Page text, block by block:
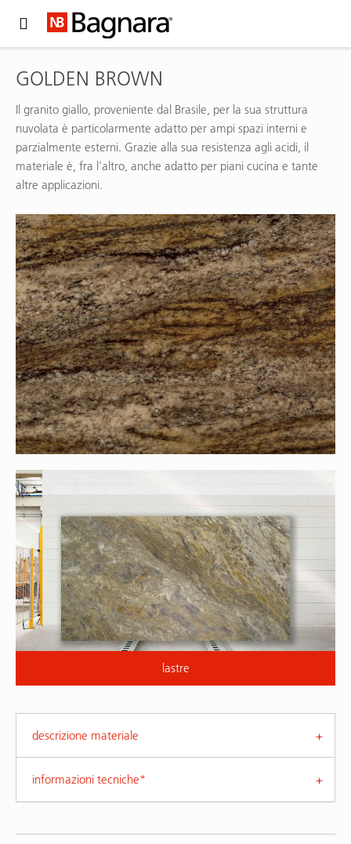
GOLDEN BROWN
Il granito giallo, proveniente dal Brasile, per la sua struttura
nuvolata è particolarmente adatto per ampi spazi interni e
parzialmente esterni. Grazie alla sua resistenza agli acidi, il
materiale è, fra l’altro, anche adatto per piani cucina e tante
altre applicazioni.
lastre
descrizione materiale
informazioni tecniche*